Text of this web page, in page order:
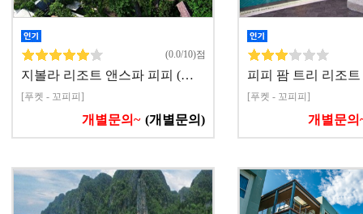
(0.0/10)점
지볼라 리조트 앤스파 피피 (…
[푸켓 - 꼬피피]
개별문의~ (개별문의)
피피 팜 트리 리조트
[푸켓 - 꼬피피]
개별문의